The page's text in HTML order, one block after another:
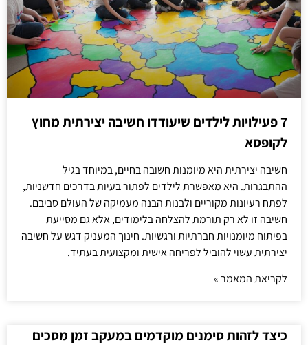
7 פעילויות לילדים שיעודדו חשיבה יצירתית מחוץ
לקופסא
חשיבה יצירתית היא מיומנות חשובה בחיים, במיוחד בגיל
ההתבגרות. היא מאפשרת לילדים לפתור בעיות בדרכים חדשניות,
לפתח רעיונות מקוריים ולבנות הבנה מעמיקה של העולם סביבם.
חשיבה זו לא רק תורמת להצלחה בלימודים, אלא גם מסייעת
בפיתוח מיומנויות חברתיות ורגשיות. חינוך המעניק דגש על חשיבה
יצירתית עשוי להוביל לפריחה אישית ומקצועית בעתיד.
לקריאת המאמר »
כיצד לזהות סימנים מוקדמים במעקב זמן מסכים